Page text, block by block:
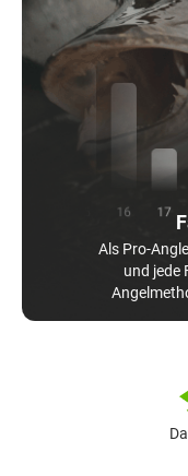
Als Pro-
und jede